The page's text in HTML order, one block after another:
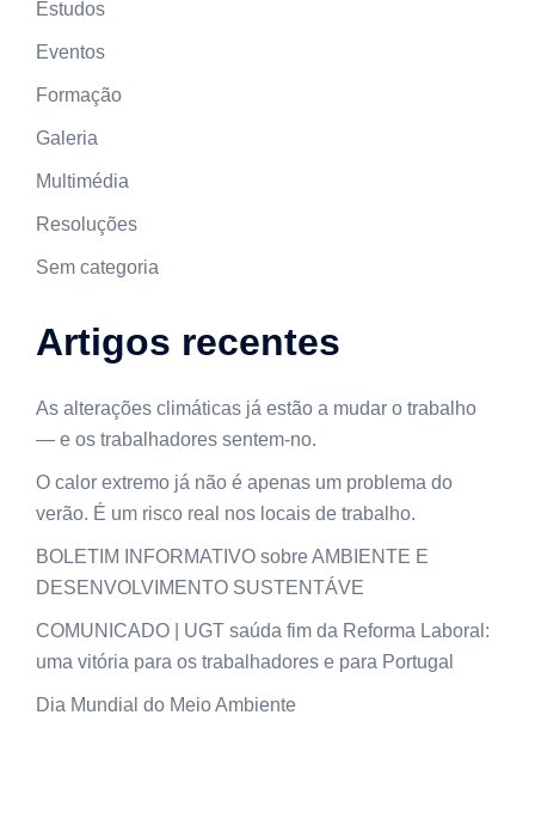
Estudos
Eventos
Formação
Galeria
Multimédia
Resoluções
Sem categoria
Artigos recentes
As alterações climáticas já estão a mudar o trabalho
— e os trabalhadores sentem-no.
O calor extremo já não é apenas um problema do
verão. É um risco real nos locais de trabalho.
BOLETIM INFORMATIVO sobre AMBIENTE E
DESENVOLVIMENTO SUSTENTÁVE
COMUNICADO | UGT saúda fim da Reforma Laboral:
uma vitória para os trabalhadores e para Portugal
Dia Mundial do Meio Ambiente